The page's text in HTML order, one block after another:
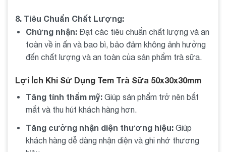
:Hãy mua hàng ủng hộ 8POS.
Tìm kiếm các cửa hàng trực tuyến và cửa hàng địa
phương có uy tín.
Kinh nghiệm mua hàng giá rẻ
được giá ưu đãi và kiểm tra chất lượng trước khi mua.
12. Cách sử dụng tem trà sữa 50x30x30m hiệu
quả
Dán tem : Dán tem lên vị trí dễ nhìn và dễ đọc trên sản
8. Tiêu Chuẩn Chất Lượng:
Chứng nhận:Đạt các tiêu chuẩn chất lượng và an
toàn về in ấn và bao bì, bảo đảm không ảnh hưởng
đến chất lượng và an toàn của sản phẩm trà sữa.
Lợi Ích Khi Sử Dụng Tem Trà Sữa 50x30x30mm
Tăng tính thẩm mỹ:Giúp sản phẩm trở nên bắt
mắt và thu hút khách hàng hơn.
Tăng cường nhận diện thương hiệu:Giúp
khách hàng dễ dàng nhận diện và ghi nhớ thương